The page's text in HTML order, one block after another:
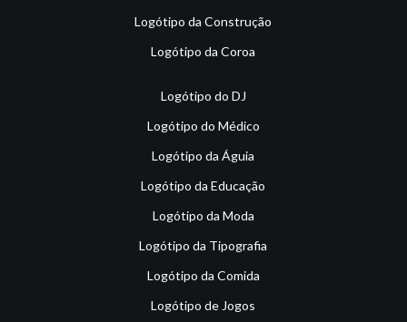
Logótipo da Construção
Logótipo da Coroa
Logótipo do DJ
Logótipo do Médico
Logótipo da Águia
Logótipo da Educação
Logótipo da Moda
Logótipo da Tipografia
Logótipo da Comida
Logótipo de Jogos